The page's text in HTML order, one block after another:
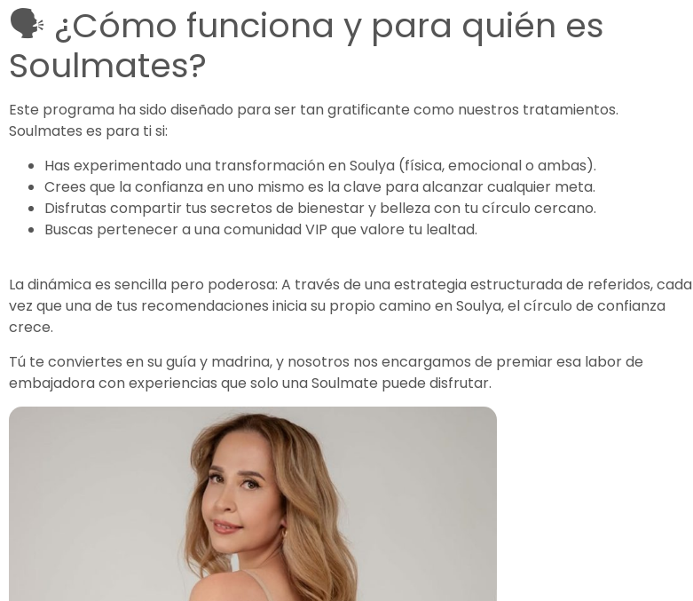
🗣️ ¿Cómo funciona y para quién es
Soulmates?
Este programa ha sido diseñado para ser tan gratificante como nuestros tratamientos.
Soulmates es para ti si:
Has experimentado una transformación en Soulya (física, emocional o ambas).
Crees que la confianza en uno mismo es la clave para alcanzar cualquier meta.
Disfrutas compartir tus secretos de bienestar y belleza con tu círculo cercano.
Buscas pertenecer a una comunidad VIP que valore tu lealtad.
La dinámica es sencilla pero poderosa: A través de una estrategia estructurada de referidos, cada
vez que una de tus recomendaciones inicia su propio camino en Soulya, el círculo de confianza
crece.
Tú te conviertes en su guía y madrina, y nosotros nos encargamos de premiar esa labor de
embajadora con experiencias que solo una Soulmate puede disfrutar.